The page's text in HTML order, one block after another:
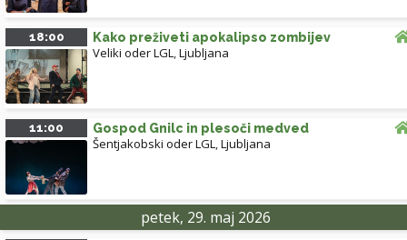
18:00 Kako preživeti apokalipso zombijev
Veliki oder LGL,Ljubljana
11:00 Gospod Gnilc in plesoči medved
Šentjakobski oder LGL,Ljubljana
petek, 29. maj 2026